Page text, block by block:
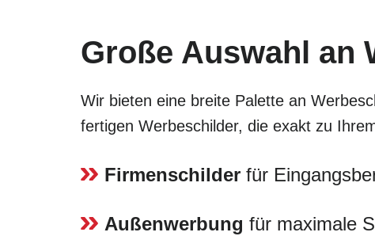
Große Auswahl an
Wir bieten eine breite Palette an
fertigen Werbeschilder, die exakt zu
Firmenschilder für
Außenwerbung für maximale